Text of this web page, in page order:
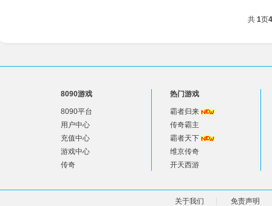
共 1页4
8090游戏
8090平台
用户中心
充值中心
游戏中心
传奇
热门游戏
霸者归来
传奇霸主
霸者天下
维京传奇
开天西游
关于我们 免责声明